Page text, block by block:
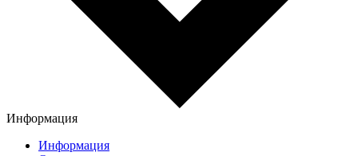
Информация
Информация